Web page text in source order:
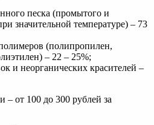
песка (промытого и
значительной температуре) – 73
(полипропилен,
– 22 – 25%;
и неорганических красителей –
– от 100 до 300 рублей за